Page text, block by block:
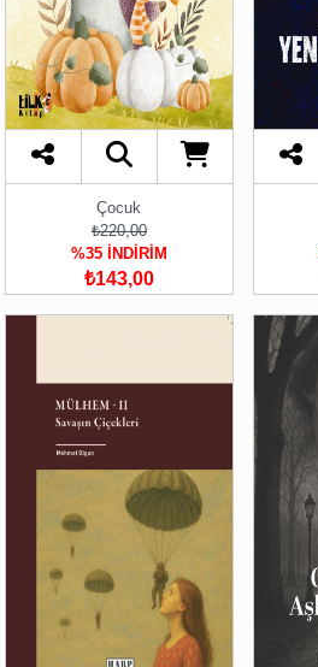
Çocuk
₺220,00
%35 İNDİRİM
₺143,00